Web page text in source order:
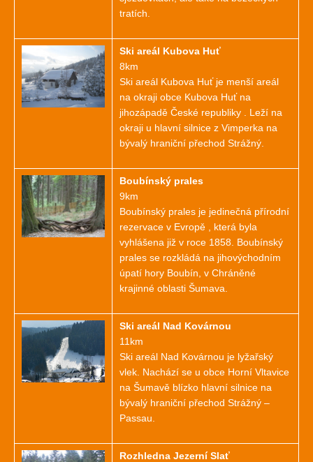
tratích.
Ski areál Kubova Huť
8km
Ski areál Kubova Huť je menší areál
na okraji obce Kubova Huť na
jihozápadě České republiky . Leží na
okraji u hlavní silnice z Vimperka na
bývalý hraniční přechod Strážný.
Boubínský prales
9km
Boubínský prales je jedinečná přírodní
rezervace v Evropě , která byla
vyhlášena již v roce 1858. Boubínský
prales se rozkládá na jihovýchodním
úpatí hory Boubín, v Chráněné
krajinné oblasti Šumava.
Ski areál Nad Kovárnou
11km
Ski areál Nad Kovárnou je lyžařský
vlek. Nachází se u obce Horní Vltavice
na Šumavě blízko hlavní silnice na
bývalý hraniční přechod Strážný –
Passau.
Rozhledna Jezerní Slať